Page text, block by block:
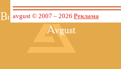
avgust © 2007 – 2026 Реклама